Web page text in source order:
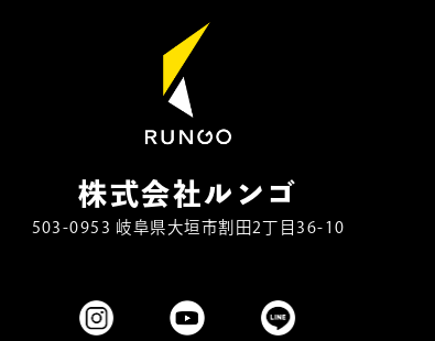
株式会社ルンゴ
503-0953 岐阜県大垣市割田2丁目36-10